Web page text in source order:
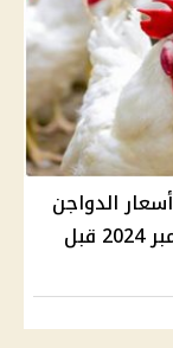
الدواجن
والبيض في مصر اليوم الاثنين 23 ديسمبر 2024 قبل